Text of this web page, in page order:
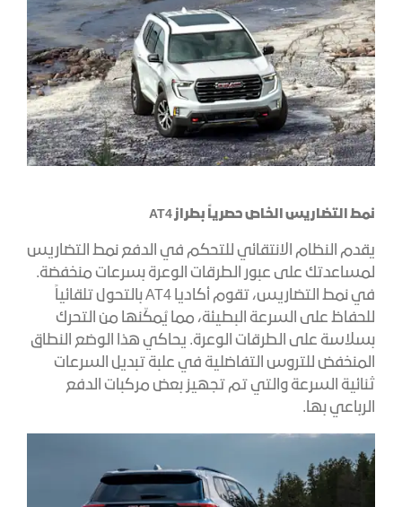
نمط التضاريس الخاص حصرياً بطراز AT4
يقدم النظام الانتقائي للتحكم في الدفع نمط التضاريس
لمساعدتك على عبور الطرقات الوعرة بسرعات منخفضة.
في نمط التضاريس، تقوم أكاديا AT4 بالتحول تلقائياً
للحفاظ على السرعة البطيئة، مما يُمكّنها من التحرك
بسلاسة على الطرقات الوعرة. يحاكي هذا الوضع النطاق
المنخفض للتروس التفاضلية في علبة تبديل السرعات
ثنائية السرعة والتي تم تجهيز بعض مركبات الدفع
الرباعي بها.